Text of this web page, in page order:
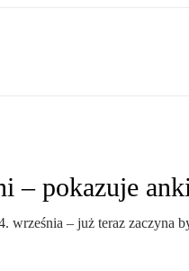
– pokazuje
– już teraz zaczyna